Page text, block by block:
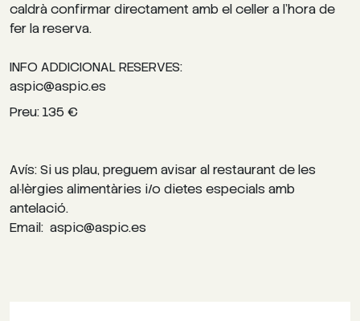
caldrà confirmar directament amb el celler a l’hora de
fer la reserva.
INFO ADDICIONAL RESERVES:
aspic@aspic.es
Preu: 135 €
Avís: Si us plau, preguem avisar al restaurant de les
al·lèrgies alimentàries i/o dietes especials amb
antelació.
Email: aspic@aspic.es